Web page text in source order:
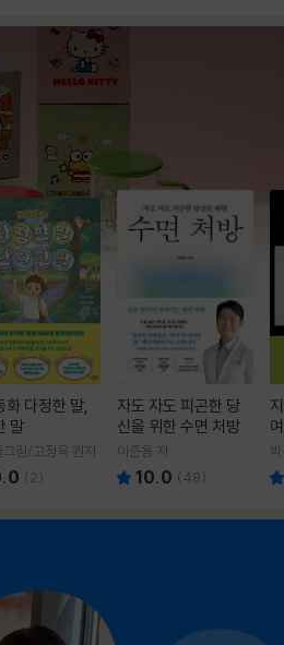
화 다정한 말,
말
그림/고정욱 원저
( 2)
자도 자도 피곤한 당
신을 위한 수면 처방
이준용 저
10.0 (48)